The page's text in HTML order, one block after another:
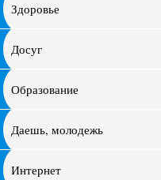
Здоровье
Досуг
Образование
Даешь, молодежь
Интернет